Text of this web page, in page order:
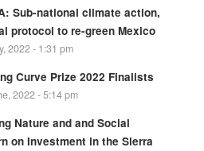
Sub-national climate action,
protocol to re-green Mexico
2022 - 1:31 pm
Curve Prize 2022 Finalists
2022 - 5:14 pm
Nature and and Social
on Investment in the Sierra